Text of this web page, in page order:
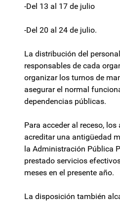
-Del 13 al 17 de julio
-Del 20 al 24 de julio.
La distribución del
responsables de cada
organizar los turnos de
asegurar el normal
dependencias públicas.
Para acceder al receso, los
acreditar una antigüedad
la Administración Pública
prestado servicios
meses en el presente año.
La disposición también